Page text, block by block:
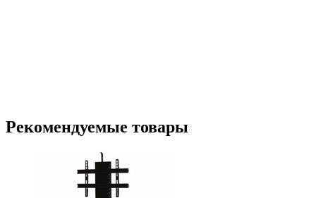
Рекомендуемые товары